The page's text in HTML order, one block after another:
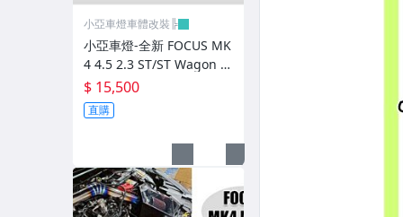
各車系LED後保桿下霧燈
專用型魚眼霧燈.光圈魚眼霧燈
BMW光圈燈泡.CCFL光圈
車身標誌MARK.車身飾條
小亞車燈車體改裝╠
小亞車燈-全新 FOCUS MK
4 4.5 2.3 ST/ST Wagon 鈦
合金高效能強化MST加大
進氣增壓管
$ 15,500
直購